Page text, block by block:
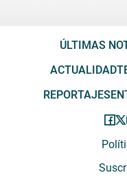
ÚLTIMAS
ACTUALIDAD
REPORTAJES